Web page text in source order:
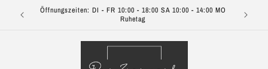
zum
Öffnungszeiten: DI - FR 10:00 - 18:00 SA 10:00 - 14:00 MO
Ruhetag